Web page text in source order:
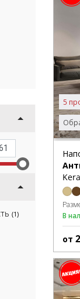
(1)
5
В
от